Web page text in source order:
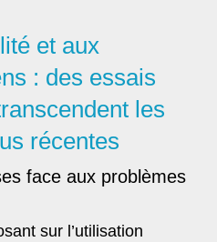
et aux
: des essais
les
récentes
face aux problèmes
sur l’utilisation